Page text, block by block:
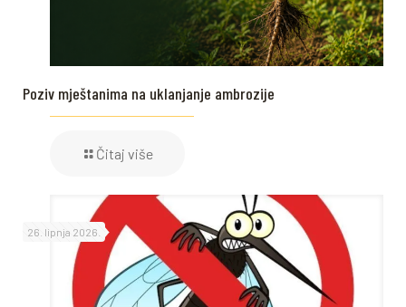
Poziv mještanima na uklanjanje ambrozije
Čitaj više
26. lipnja 2026.